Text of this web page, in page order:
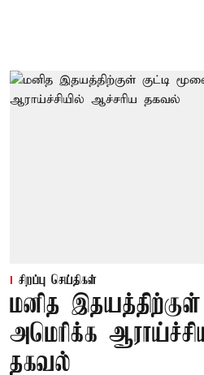
சிறப்பு செய்திகள்
மனித
அமெரிக்க
தகவல்